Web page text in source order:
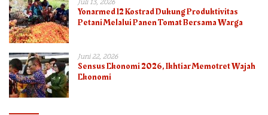
Juli 13, 2026
Yonarmed 12 Kostrad Dukung Produktivitas
Petani Melalui Panen Tomat Bersama Warga
Juni 22, 2026
Sensus Ekonomi 2026, Ikhtiar Memotret Wajah
Ekonomi